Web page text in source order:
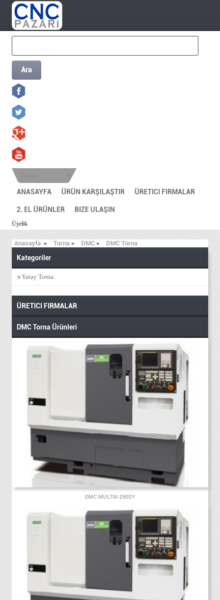
Ara
ANASAYFA ÜRÜN KARŞILAŞTIR ÜRETICI FIRMALAR
2. EL ÜRÜNLER BIZE ULAŞIN
Üyelik
Anasayfa » Torna » DMC » DMC Torna
Kategoriler
Yatay Torna
ÜRETICI FIRMALAR
DMC Torna Ürünleri
DMC MULTIX-250SY